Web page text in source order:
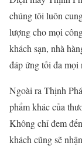
chúng tôi luôn
lượng cho mọi
khách sạn, nhà
đáp ứng tối đa mọi
Ngoài ra Thịnh
phẩm khác của
Không chỉ đem
khách cũng sẽ